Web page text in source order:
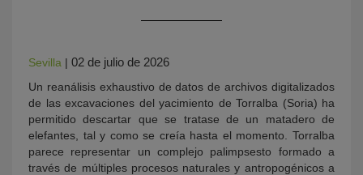
Sevilla | 02 de julio de 2026
Un reanálisis exhaustivo de datos de archivos digitalizados
de las excavaciones del yacimiento de Torralba (Soria) ha
permitido descartar que se tratase de un matadero de
elefantes, tal y como se creía hasta el momento. Torralba
parece representar un complejo palimpsesto formado a
través de múltiples procesos naturales y antropogénicos a